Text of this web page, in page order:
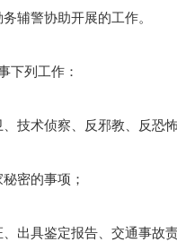
警协助开展的工作。
列工作：
术侦察、反邪教、反恐
密的事项；
具鉴定报告、交通事故